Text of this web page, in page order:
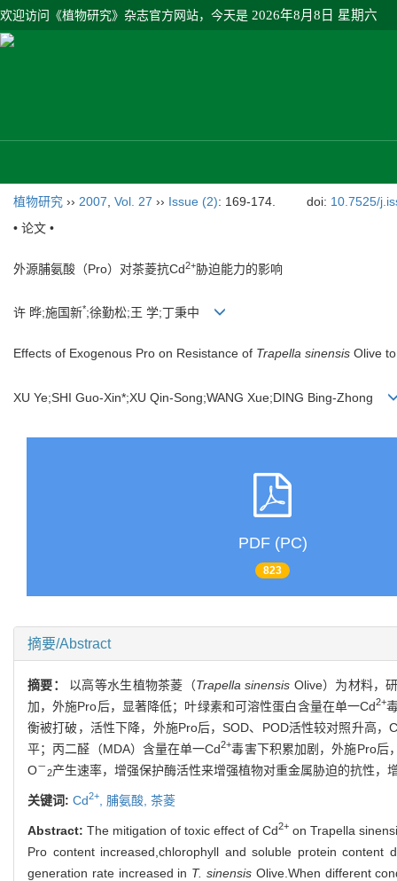
欢迎访问《植物研究》杂志官方网站，今天是 2026年8月8日 星期六
植物研究 ›› 2007 Vol. 27 ›› Issue (2): 169-174. doi: 10.7525/
• 论文 •
外源脯氨酸（Pro）对茶菱抗Cd2+胁迫能力的影响
许 晔;施国新*;徐勤松;王 学;丁秉中
Effects of Exogenous Pro on Resistance of Trapella sinensis Olive
XU Ye;SHI Guo-Xin*;XU Qin-Song;WANG Xue;DING Bing-Zhong
PDF (PC)
823
摘要/Abstract
摘要： 以高等水生植物茶菱（Trapella sinensis Olive）为材料，
加，外施Pro后，显著降低；叶绿素和可溶性蛋白含量在单一Cd2+
衡被打破，活性下降，外施Pro后，SOD、POD活性较对照升高，
平；丙二醛（MDA）含量在单一Cd2+毒害下积累加剧，外施Pro后
O－
2产生速率，增强保护酶活性来增强植物对重金属胁迫的抗性
关键词: Cd2+ 脯氨酸, 茶菱
Abstract: The mitigation of toxic effect of Cd2+ on Trapella
Pro content increased,chlorophyll and soluble protein content
generation rate increased in T. sinensisOlive.When different